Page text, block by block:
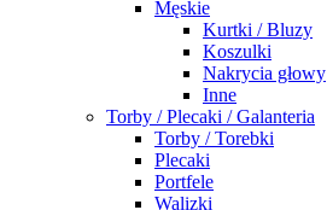
Męskie
Kurtki / Bluzy
Koszulki
Nakrycia głowy
Inne
Torby / Plecaki / Galanteria
Torby / Torebki
Plecaki
Portfele
Walizki